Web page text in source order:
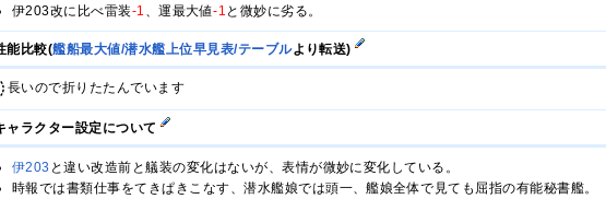
伊203改に比べ雷装-1 、運最大値-1 と微妙に劣る。
能比較(艦船最大値/潜水艦上位早見表/テーブルより転送)
長いので折りたたんでいます
ャラクター設定について
伊203 と違い改造前と艤装の変化はないが、表情が微妙に変化している。
時報では書類仕事をてきぱきこなす、潜水艦娘では頭一、艦娘全体で見ても屈指の有能秘書艦。